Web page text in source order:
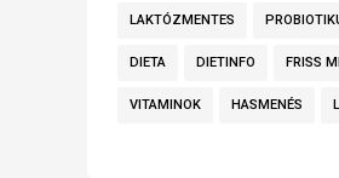
LAKTÓZMENTES
DIETA DIETINFO FRISS
VITAMINOK HASMENÉS